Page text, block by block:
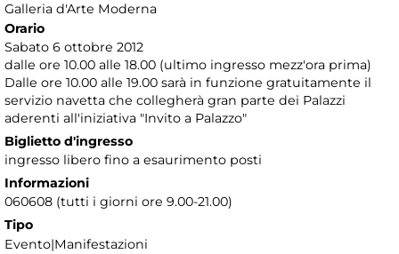
Galleria d'Arte Moderna
Orario
Sabato 6 ottobre 2012
dalle ore 10.00 alle 18.00 (ultimo ingresso mezz'ora prima)
Dalle ore 10.00 alle 19.00 sarà in funzione gratuitamente il
servizio navetta che collegherà gran parte dei Palazzi
aderenti all'iniziativa "Invito a Palazzo"
Biglietto d'ingresso
ingresso libero fino a esaurimento posti
Informazioni
060608 (tutti i giorni ore 9.00-21.00)
Tipo
Evento|Manifestazioni